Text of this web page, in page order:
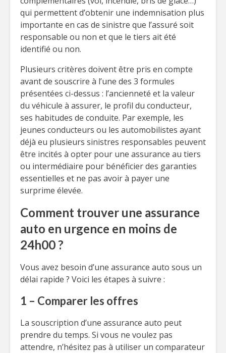
qui permettent d’obtenir une indemnisation plus
importante en cas de sinistre que l’assuré soit
responsable ou non et que le tiers ait été
identifié ou non.
Plusieurs critères doivent être pris en compte
avant de souscrire à l’une des 3 formules
présentées ci-dessus : l’ancienneté et la valeur
du véhicule à assurer, le profil du conducteur,
ses habitudes de conduite. Par exemple, les
jeunes conducteurs ou les automobilistes ayant
déjà eu plusieurs sinistres responsables peuvent
être incités à opter pour une assurance au tiers
ou intermédiaire pour bénéficier des garanties
essentielles et ne pas avoir à payer une
surprime élevée.
Comment trouver une assurance
auto en urgence en moins de
24h00 ?
Vous avez besoin d’une assurance auto sous un
délai rapide ? Voici les étapes à suivre :
1 – Comparer les offres
La souscription d’une assurance auto peut
prendre du temps. Si vous ne voulez pas
attendre, n’hésitez pas à utiliser un comparateur